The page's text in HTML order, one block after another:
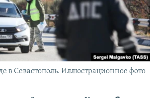
в Севастополь. Иллюстрационное фото